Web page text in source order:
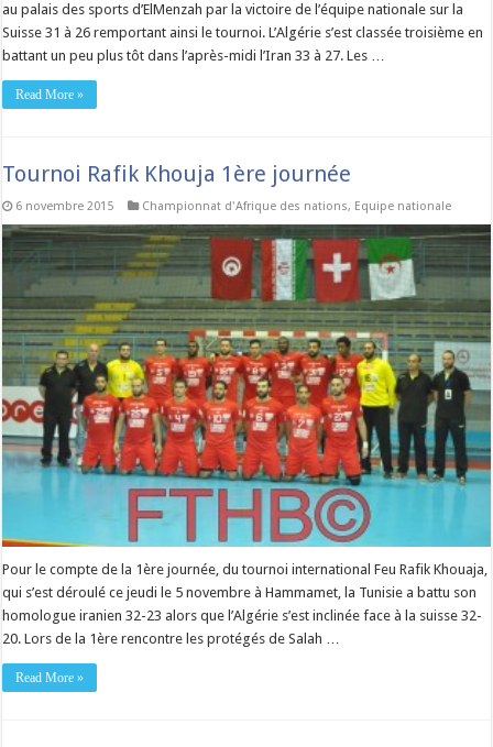
au palais des sports d’ElMenzah par la victoire de l’équipe nationale sur la
Suisse 31 à 26 remportant ainsi le tournoi. L’Algérie s’est classée troisième en
battant un peu plus tôt dans l’après-midi l’Iran 33 à 27. Les …
Read More »
Tournoi Rafik Khouja 1ère journée
6 novembre 2015 Championnat d'Afrique des nations, Equipe nationale
Pour le compte de la 1ère journée, du tournoi international Feu Rafik Khouaja,
qui s’est déroulé ce jeudi le 5 novembre à Hammamet, la Tunisie a battu son
homologue iranien 32-23 alors que l’Algérie s’est inclinée face à la suisse 32-
20. Lors de la 1ère rencontre les protégés de Salah …
Read More »